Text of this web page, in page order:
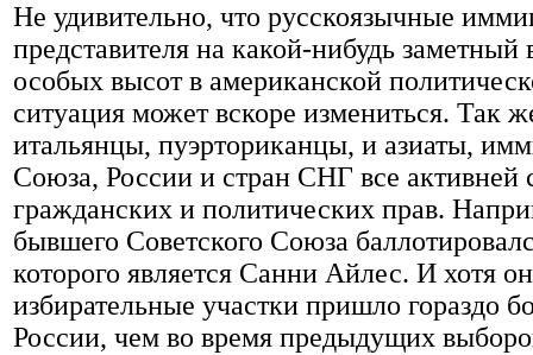
Не удивительно, что русскоязычные
представителя на какой-нибудь
особых высот в американской
ситуация может вскоре измениться. Так
итальянцы, пуэрториканцы, и азиаты,
Союза, России и стран СНГ все активней
гражданских и политических прав.
бывшего Советского Союза
которого является Санни Айлес. И хотя
избирательные участки пришло гораздо
России, чем во время предыдущих